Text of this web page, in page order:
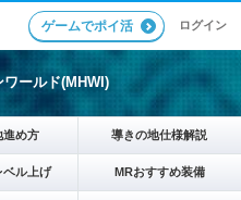
ゲームでポイ活 ログイン
ールド(MHWI)
進め方 導きの地仕様解説
ベル上げ MRおすすめ装備